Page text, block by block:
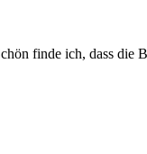
finde ich, dass die